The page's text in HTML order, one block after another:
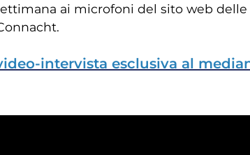
ai microfoni del sito web
intervista esclusiva al